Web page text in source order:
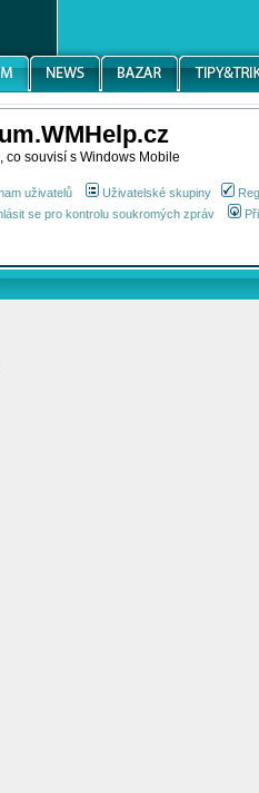
co souvisí s Windows Mobile
uživatelů Uživatelské skupiny
se pro kontrolu soukromých zpráv